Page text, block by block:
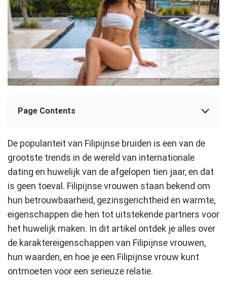
Page Contents
De populariteit van Filipijnse bruiden is een van de
grootste trends in de wereld van internationale
dating en huwelijk van de afgelopen tien jaar, en dat
is geen toeval. Filipijnse vrouwen staan bekend om
hun betrouwbaarheid, gezinsgerichtheid en warmte,
eigenschappen die hen tot uitstekende partners voor
het huwelijk maken. In dit artikel ontdek je alles over
de karaktereigenschappen van Filipijnse vrouwen,
hun waarden, en hoe je een Filipijnse vrouw kunt
ontmoeten voor een serieuze relatie.